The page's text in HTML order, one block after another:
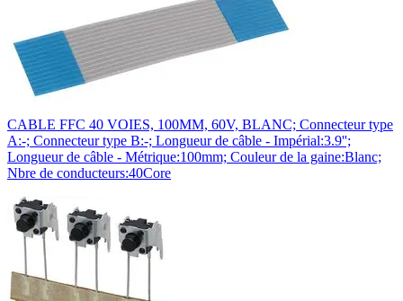
CABLE FFC 40 VOIES, 100MM, 60V, BLANC; Connecteur type
A:-; Connecteur type B:-; Longueur de câble - Impérial:3.9'';
Longueur de câble - Métrique:100mm; Couleur de la gaine:Blanc;
Nbre de conducteurs:40Core